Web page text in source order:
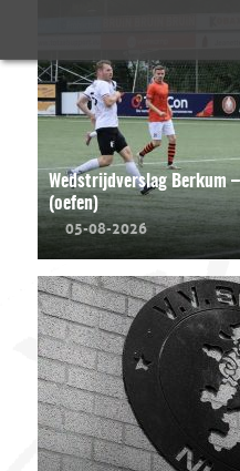
Wedstrijdverslag Berkum
(oefen)
05-08-2026